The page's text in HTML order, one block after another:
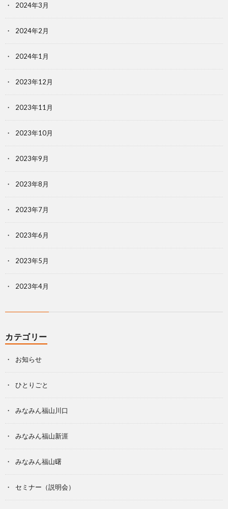
2024年3月
2024年2月
2024年1月
2023年12月
2023年11月
2023年10月
2023年9月
2023年8月
2023年7月
2023年6月
2023年5月
2023年4月
カテゴリー
お知らせ
ひとりごと
みなみん福山川口
みなみん福山新涯
みなみん福山曙
セミナー（説明会）